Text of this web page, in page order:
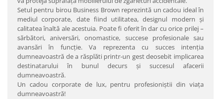
Setul pentru birou Business Brown reprezintă un cadou ideal în
mediul corporate, date fiind utilitatea, designul modern şi
calitatea înaltă ale acestuia. Poate fi oferit în dar cu orice prilej –
sărbători, aniversări, onomastice, succese profesionale sau
avansări în funcţie. Va reprezenta cu succes intenţia
dumneavoastră de a răsplăti printr-un gest deosebit implicarea
destinatarului în bunul decurs şi succesul afacerii
dumneavoastră.
Un cadou corporate de lux, pentru profesioniştii din viaţa
dumneavoastră!